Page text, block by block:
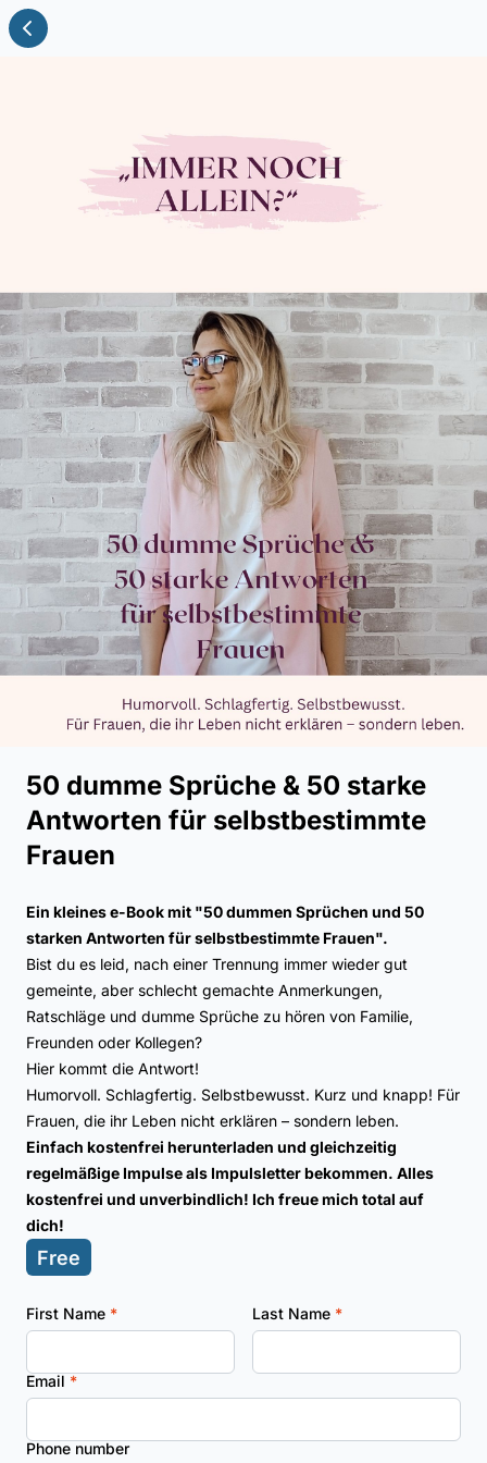
50 dumme Sprüche & 50 starke
Antworten für selbstbestimmte
Frauen
Ein kleines e-Book mit "50 dummen Sprüchen und 50
starken Antworten für selbstbestimmte Frauen".
Bist du es leid, nach einer Trennung immer wieder gut
gemeinte, aber schlecht gemachte Anmerkungen,
Ratschläge und dumme Sprüche zu hören von Familie,
Freunden oder Kollegen?
Hier kommt die Antwort!
Humorvoll. Schlagfertig. Selbstbewusst. Kurz und knapp! Für
Frauen, die ihr Leben nicht erklären – sondern leben.
Einfach kostenfrei herunterladen und gleichzeitig
regelmäßige Impulse als Impulsletter bekommen. Alles
kostenfrei und unverbindlich! Ich freue mich total auf
dich!
Free
First Name * Last Name *
Email *
Phone number